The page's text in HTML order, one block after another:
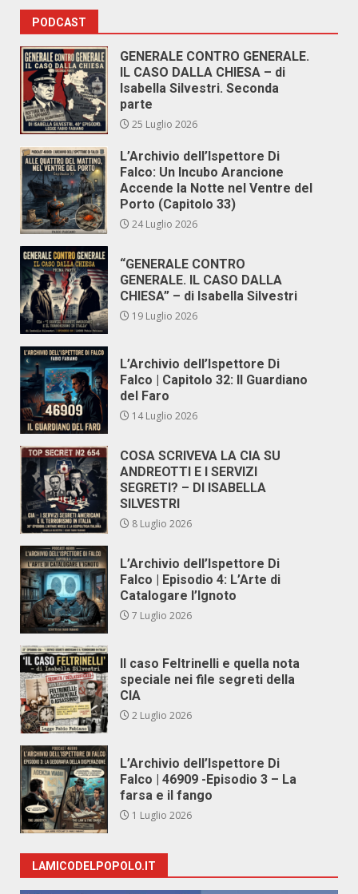
PODCAST
GENERALE CONTRO GENERALE.
IL CASO DALLA CHIESA – di
Isabella Silvestri. Seconda
parte
25 Luglio 2026
L’Archivio dell’Ispettore Di
Falco: Un Incubo Arancione
Accende la Notte nel Ventre del
Porto (Capitolo 33)
24 Luglio 2026
“GENERALE CONTRO
GENERALE. IL CASO DALLA
CHIESA” – di Isabella Silvestri
19 Luglio 2026
L’Archivio dell’Ispettore Di
Falco | Capitolo 32: Il Guardiano
del Faro
14 Luglio 2026
COSA SCRIVEVA LA CIA SU
ANDREOTTI E I SERVIZI
SEGRETI? – DI ISABELLA
SILVESTRI
8 Luglio 2026
L’Archivio dell’Ispettore Di
Falco | Episodio 4: L’Arte di
Catalogare l’Ignoto
7 Luglio 2026
Il caso Feltrinelli e quella nota
speciale nei file segreti della
CIA
2 Luglio 2026
L’Archivio dell’Ispettore Di
Falco | 46909 -Episodio 3 – La
farsa e il fango
1 Luglio 2026
LAMICODELPOPOLO.IT